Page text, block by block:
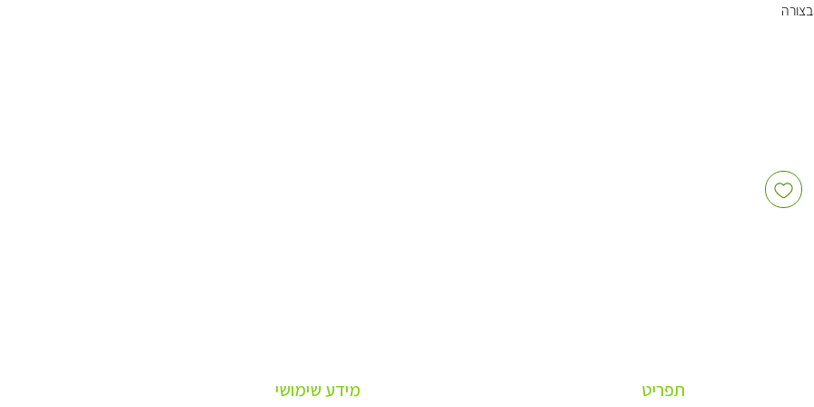
מידע שימושי תפריט